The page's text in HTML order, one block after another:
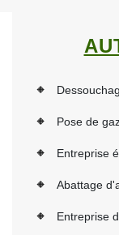
Pose de
Entreprise
Abattage
Entreprise